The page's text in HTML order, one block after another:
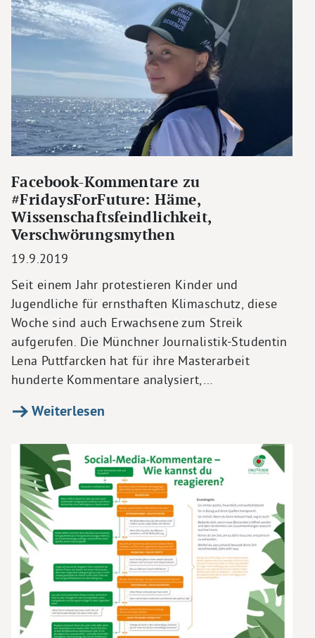
Facebook-Kommentare zu
#FridaysForFuture: Häme,
Wissenschaftsfeindlichkeit,
Verschwörungsmythen
19.9.2019
Seit einem Jahr protestieren Kinder und
Jugendliche für ernsthaften Klimaschutz, diese
Woche sind auch Erwachsene zum Streik
aufgerufen. Die Münchner Journalistik-Studentin
Lena Puttfarcken hat für ihre Masterarbeit
hunderte Kommentare analysiert,…
Weiterlesen